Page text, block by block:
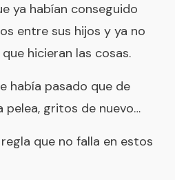
ya habían conseguido
entre sus hijos y ya no
hicieran las cosas.
había pasado que de
gritos de nuevo…
que no falla en estos